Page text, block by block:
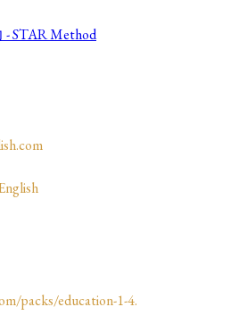
STAR Method
packs/education-1-4.